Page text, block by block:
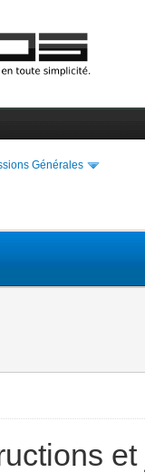
Générales